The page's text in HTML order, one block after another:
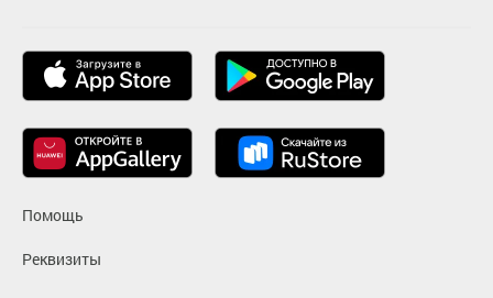
Помощь
Реквизиты